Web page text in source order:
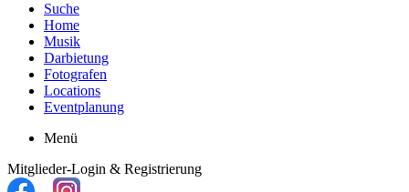
Suche
Home
Musik
Darbietung
Fotografen
Locations
Eventplanung
Menü
Mitglieder-Login & Registrierung